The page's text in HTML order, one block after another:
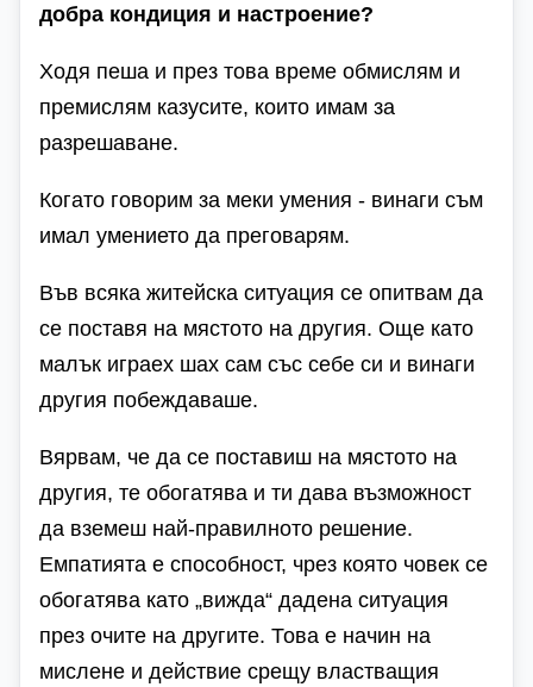
добра кондиция и настроение?
Ходя пеша и през това време обмислям и
премислям казусите, които имам за
разрешаване.
Когато говорим за меки умения - винаги съм
имал умението да преговарям.
Във всяка житейска ситуация се опитвам да
се поставя на мястото на другия. Още като
малък играех шах сам със себе си и винаги
другия побеждаваше.
Вярвам, че да се поставиш на мястото на
другия, те обогатява и ти дава възможност
да вземеш най-правилното решение.
Емпатията е способност, чрез която човек се
обогатява като „вижда“ дадена ситуация
през очите на другите. Това е начин на
мислене и действие срещу властващия